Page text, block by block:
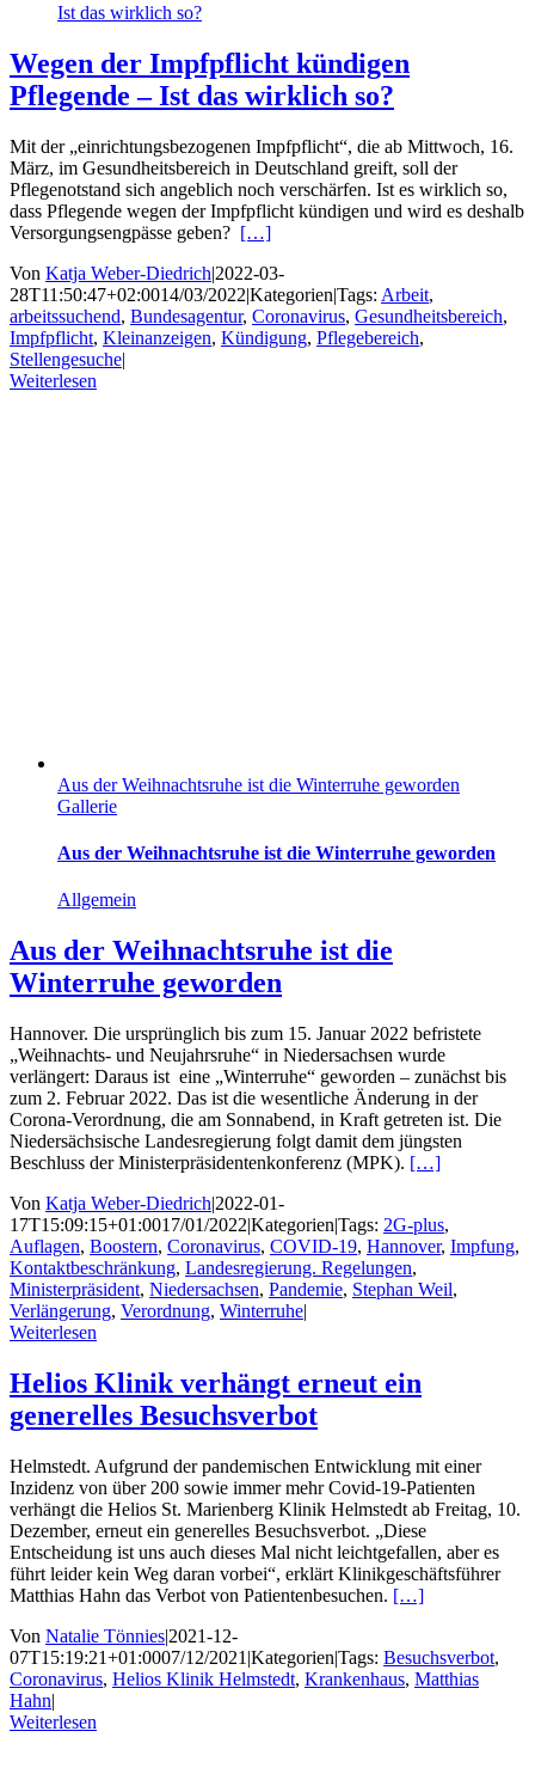
Ist das wirklich so?
Wegen der Impfpflicht kündigen
Pflegende – Ist das wirklich so?
Mit der „einrichtungsbezogenen Impfpflicht“, die ab Mittwoch, 16.
März, im Gesundheitsbereich in Deutschland greift, soll der
Pflegenotstand sich angeblich noch verschärfen. Ist es wirklich so,
dass Pflegende wegen der Impfpflicht kündigen und wird es deshalb
Versorgungsengpässe geben? […]
Von Katja Weber-Diedrich|2022-03-
28T11:50:47+02:0014/03/2022|Kategorien|Tags: Arbeit,
arbeitssuchend, Bundesagentur, Coronavirus, Gesundheitsbereich,
Impfpflicht, Kleinanzeigen, Kündigung, Pflegebereich,
Stellengesuche|
Weiterlesen
Aus der Weihnachtsruhe ist die Winterruhe geworden
Gallerie
Aus der Weihnachtsruhe ist die Winterruhe geworden
Allgemein
Aus der Weihnachtsruhe ist die
Winterruhe geworden
Hannover. Die ursprünglich bis zum 15. Januar 2022 befristete
„Weihnachts- und Neujahrsruhe“ in Niedersachsen wurde
verlängert: Daraus ist eine „Winterruhe“ geworden – zunächst bis
zum 2. Februar 2022. Das ist die wesentliche Änderung in der
Corona-Verordnung, die am Sonnabend, in Kraft getreten ist. Die
Niedersächsische Landesregierung folgt damit dem jüngsten
Beschluss der Ministerpräsidentenkonferenz (MPK). […]
Von Katja Weber-Diedrich|2022-01-
17T15:09:15+01:0017/01/2022|Kategorien|Tags: 2G-plus,
Auflagen, Boostern, Coronavirus, COVID-19, Hannover, Impfung,
Kontaktbeschränkung, Landesregierung. Regelungen,
Ministerpräsident, Niedersachsen, Pandemie, Stephan Weil,
Verlängerung, Verordnung, Winterruhe|
Weiterlesen
Helios Klinik verhängt erneut ein
generelles Besuchsverbot
Helmstedt. Aufgrund der pandemischen Entwicklung mit einer
Inzidenz von über 200 sowie immer mehr Covid-19-Patienten
verhängt die Helios St. Marienberg Klinik Helmstedt ab Freitag, 10.
Dezember, erneut ein generelles Besuchsverbot. „Diese
Entscheidung ist uns auch dieses Mal nicht leichtgefallen, aber es
führt leider kein Weg daran vorbei“, erklärt Klinikgeschäftsführer
Matthias Hahn das Verbot von Patientenbesuchen. […]
Von Natalie Tönnies|2021-12-
07T15:19:21+01:0007/12/2021 |Kategorien|Tags: Besuchsverbot,
Coronavirus, Helios Klinik Helmstedt, Krankenhaus, Matthias
Hahn|
Weiterlesen